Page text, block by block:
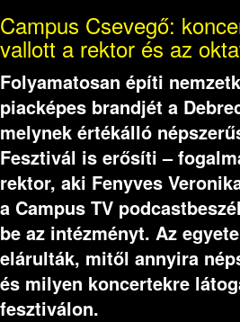
Campus Csevegő:
vallott a rektor és az
Folyamatosan építi
piacképes brandjét a
melynek értékálló
Fesztivál is erősíti –
rektor, aki Fenyves
a Campus TV
be az intézményt. Az
elárulták, mitől annyira
és milyen koncertekre
fesztiválon.